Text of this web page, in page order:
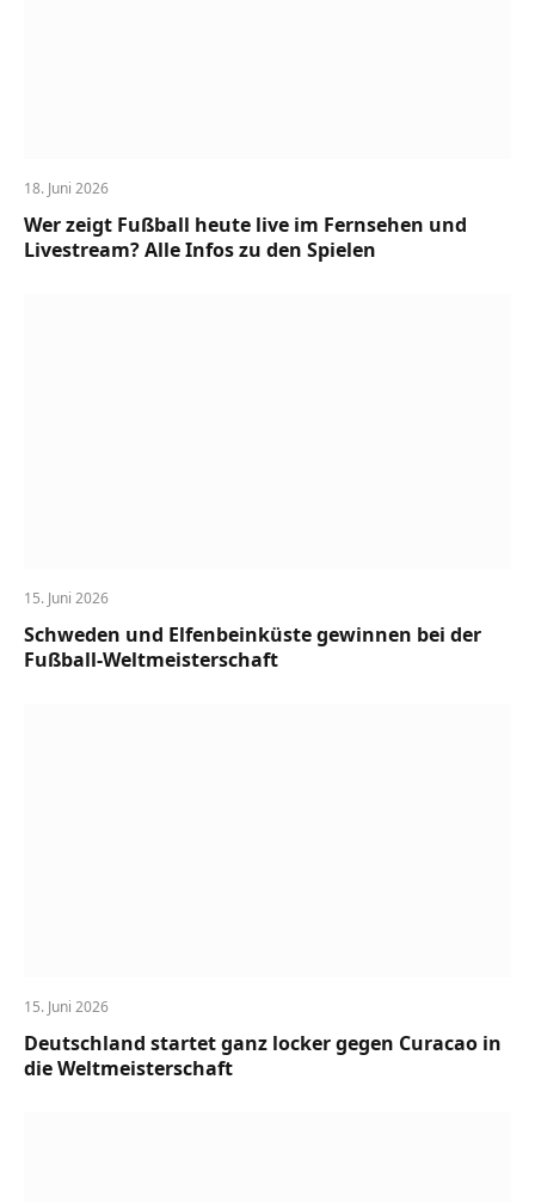
18. Juni 2026
Wer zeigt Fußball heute live im Fernsehen und
Livestream? Alle Infos zu den Spielen
15. Juni 2026
Schweden und Elfenbeinküste gewinnen bei der
Fußball-Weltmeisterschaft
15. Juni 2026
Deutschland startet ganz locker gegen Curacao in
die Weltmeisterschaft